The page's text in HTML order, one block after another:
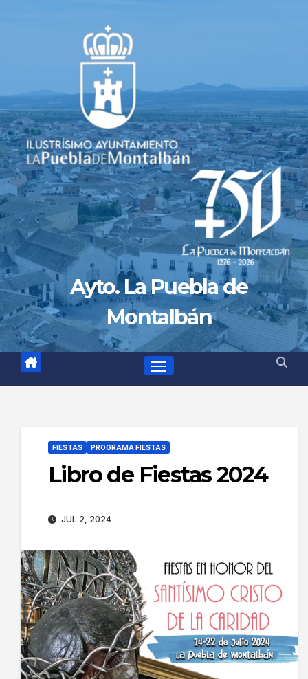
Ayto. La Puebla de
Montalbán
FIESTAS PROGRAMA FIESTAS
Libro de Fiestas 2024
JUL 2, 2024